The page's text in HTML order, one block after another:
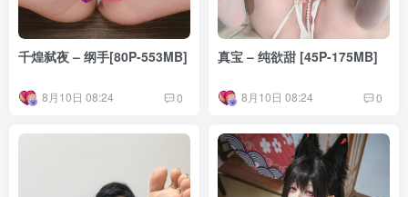
千煌弑夜 – 纲手[80P-553MB]
8月10日 08:24 0
真宝 – 纯欲甜 [45P-175MB]
8月10日 08:24 0